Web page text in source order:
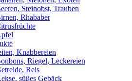
Steinobst, Trauben
Rhababer
Knabbereien
Riegel, Leckereien
Reis
süßes Gebäck